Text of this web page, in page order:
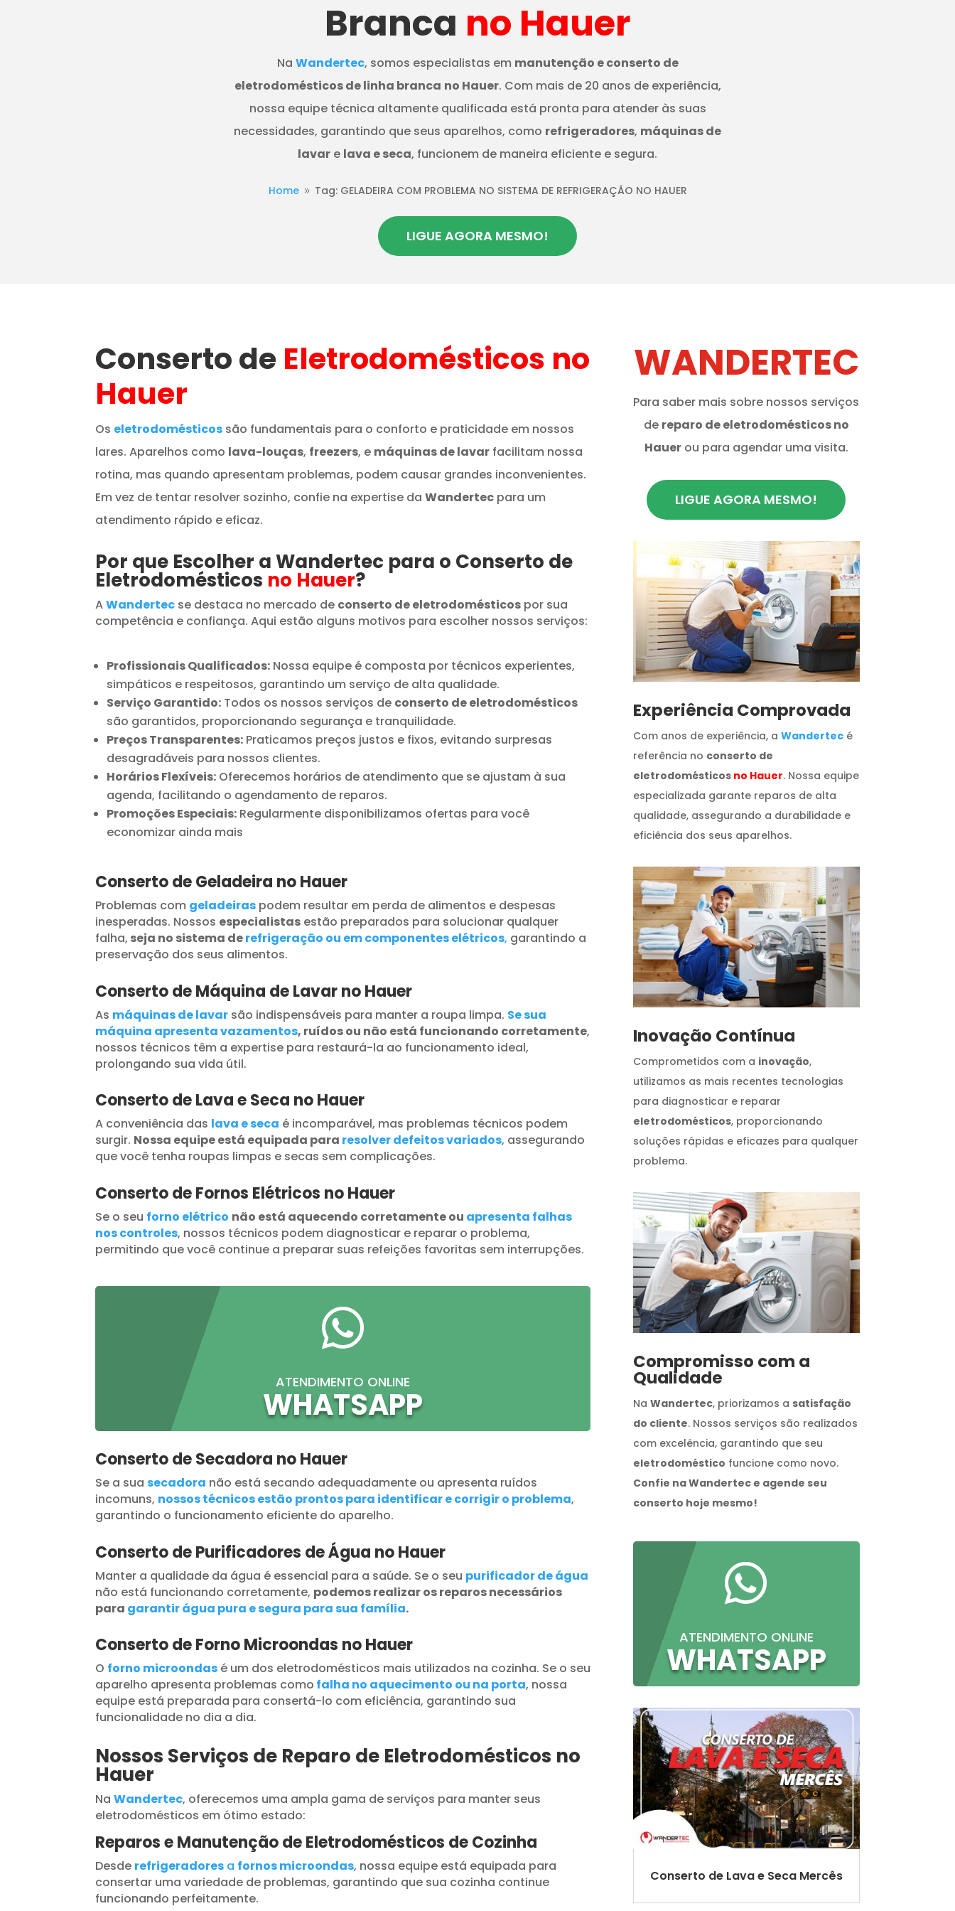
Branca no Hauer
Na Wandertec, somos especialistas em manutenção e conserto de
eletrodomésticos de linha branca no Hauer. Com mais de 20 anos de experiência,
nossa equipe técnica altamente qualificada está pronta para atender às suas
necessidades, garantindo que seus aparelhos, como refrigeradores, máquinas de
lavar e lava e seca, funcionem de maneira eficiente e segura.
Home 9 Tag: GELADEIRA COM PROBLEMA NO SISTEMA DE REFRIGERAÇÃO NO HAUER
LIGUE AGORA MESMO!
Conserto de Eletrodomésticos no
Hauer
Os eletrodomésticos são fundamentais para o conforto e praticidade em nossos
lares. Aparelhos como lava-louças, freezers, e máquinas de lavar facilitam nossa
rotina, mas quando apresentam problemas, podem causar grandes inconvenientes.
Em vez de tentar resolver sozinho, confie na expertise daWandertec para um
atendimento rápido e eficaz.
Por que Escolher a Wandertec para o Conserto de
Eletrodomésticos no Hauer?
AWandertec se destaca no mercado de conserto de eletrodomésticos por sua
competência e confiança. Aqui estão alguns motivos para escolher nossos serviços:
Profissionais Qualificados: Nossa equipe é composta por técnicos experientes,
simpáticos e respeitosos, garantindo um serviço de alta qualidade.
Serviço Garantido: Todos os nossos serviços de conserto de eletrodomésticos
são garantidos, proporcionando segurança e tranquilidade.
Preços Transparentes: Praticamos preços justos e fixos, evitando surpresas
desagradáveis para nossos clientes.
Horários Flexíveis: Oferecemos horários de atendimento que se ajustam à sua
agenda, facilitando o agendamento de reparos.
Promoções Especiais: Regularmente disponibilizamos ofertas para você
economizar ainda mais
Conserto de Geladeira no Hauer
Problemas com geladeiras podem resultar em perda de alimentos e despesas
inesperadas. Nossos especialistas estão preparados para solucionar qualquer
falha, seja no sistema derefrigeração ou em componentes elétricos, garantindo a
preservação dos seus alimentos.
Conserto de Máquina de Lavar no Hauer
As máquinas de lavar são indispensáveis para manter a roupa limpa. Se sua
máquina apresenta vazamentos, ruídos ou não está funcionando corretamente,
nossos técnicos têm a expertise para restaurá-la ao funcionamento ideal,
prolongando sua vida útil.
Conserto de Lava e Seca no Hauer
A conveniência das lava e seca é incomparável, mas problemas técnicos podem
surgir. Nossa equipe está equipada para resolver defeitos variados, assegurando
que você tenha roupas limpas e secas sem complicações.
Conserto de Fornos Elétricos no Hauer
Se o seu forno elétrico não está aquecendo corretamente ou apresenta falhas
nos controles, nossos técnicos podem diagnosticar e reparar o problema,
permitindo que você continue a preparar suas refeições favoritas sem interrupções.

ATENDIMENTO ONLINE
WHATSAPP
Conserto de Secadora no Hauer
Se a suasecadora não está secando adequadamente ou apresenta ruídos
incomuns, nossos técnicos estão prontos para identificar e corrigir o problema,
garantindo o funcionamento eficiente do aparelho.
Conserto de Purificadores de Água no Hauer
Manter a qualidade da água é essencial para a saúde. Se o seu purificador de água
não está funcionando corretamente, podemos realizar os reparos necessários
para garantir água pura e segura para sua família.
Conserto de Forno Microondas no Hauer
O forno microondas é um dos eletrodomésticos mais utilizados na cozinha. Se o seu
aparelho apresenta problemas como falha no aquecimento ou na porta, nossa
equipe está preparada para consertá-lo com eficiência, garantindo sua
funcionalidade no dia a dia.
Nossos Serviços de Reparo de Eletrodomésticos no
Hauer
NaWandertec, oferecemos uma ampla gama de serviços para manter seus
eletrodomésticos em ótimo estado:
Reparos e Manutenção de Eletrodomésticos de Cozinha
Desde refrigeradores a fornos microondas, nossa equipe está equipada para
consertar uma variedade de problemas, garantindo que sua cozinha continue
funcionando perfeitamente.
WANDERTEC
Para saber mais sobre nossos serviços
de reparo de eletrodomésticos no
Hauerou para agendar uma visita.
LIGUE AGORA MESMO!
​Experiência Comprovada
Com anos de experiência, a Wandertecé
referência no conserto de
eletrodomésticos no Hauer. Nossa equipe
especializada garante reparos de alta
qualidade, assegurando a durabilidade e
eficiência dos seus aparelhos.
Inovação Contínua
Comprometidos com a inovação,
utilizamos as mais recentes tecnologias
para diagnosticar e reparar
eletrodomésticos, proporcionando
soluções rápidas e eficazes para qualquer
problema.
Compromisso com a
Qualidade
Na Wandertec, priorizamos a satisfação
do cliente. Nossos serviços são realizados
com excelência, garantindo que seu
eletrodoméstico funcione como novo.
Confie na Wandertec e agende seu
conserto hoje mesmo!

ATENDIMENTO ONLINE
WHATSAPP
Conserto de Lava e Seca Mercês